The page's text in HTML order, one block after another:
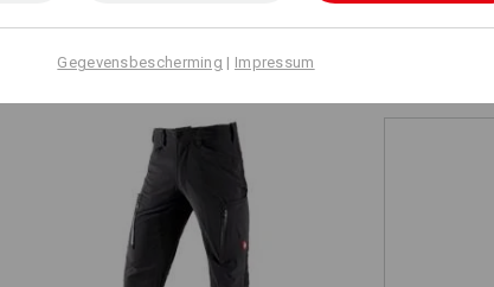
Cargobroek e.s.vision stretch, heren
Gegevensbescherming | Impressum